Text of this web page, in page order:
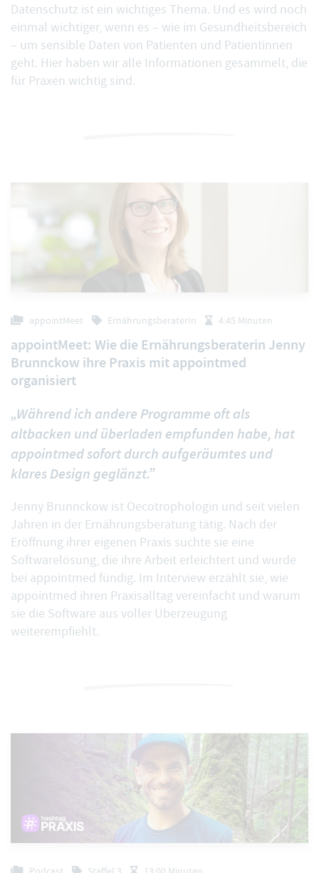
Datenschutz ist ein wichtiges Thema. Und es wird noch
einmal wichtiger, wenn es – wie im Gesundheitsbereich
– um sensible Daten von Patienten und Patientinnen
geht. Hier haben wir alle Informationen gesammelt, die
für Praxen wichtig sind.
appointMeet ErnährungsberaterIn 4:45 Minuten
appointMeet: Wie die Ernährungsberaterin Jenny
Brunnckow ihre Praxis mit appointmed
organisiert
„Während ich andere Programme oft als
altbacken und überladen empfunden habe, hat
appointmed sofort durch aufgeräumtes und
klares Design geglänzt.”
Jenny Brunnckow ist Oecotrophologin und seit vielen
Jahren in der Ernährungsberatung tätig. Nach der
Eröffnung ihrer eigenen Praxis suchte sie eine
Softwarelösung, die ihre Arbeit erleichtert und wurde
bei appointmed fündig. Im Interview erzählt sie, wie
appointmed ihren Praxisalltag vereinfacht und warum
sie die Software aus voller Überzeugung
weiterempfiehlt.